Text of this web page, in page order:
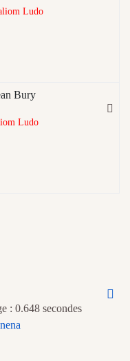
Ludo
Bury
Ludo
: 0.648 secondes